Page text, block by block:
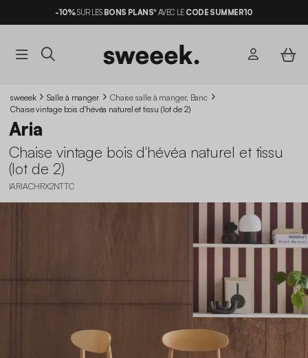
-10%SUR LES BONS PLANS*AVEC LE CODE SUMMER10
sweeek Salle à manger
Chaise salle à manger, Banc
Chaise vintage bois d'hévéa naturel et tissu (lot de 2)
Aria
Chaise vintage bois d'hévéa naturel et tissu
(lot de 2)
IARIACHRX2NTTC